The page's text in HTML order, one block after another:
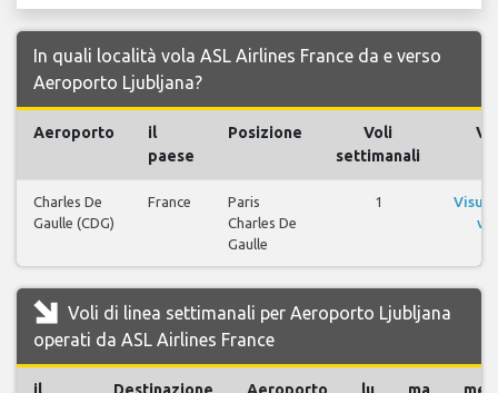
In quali località vola ASL Airlines France da e verso
Aeroporto Ljubljana?
Aeroporto
il
paese
Posizione
Voli
settimanali
Charles De
Gaulle (CDG)
France
Paris
Charles De
Gaulle
1
Voli di linea settimanali per Aeroporto Ljubljana
operati da ASL Airlines France
il
Destinazione Aeroporto lu ma me